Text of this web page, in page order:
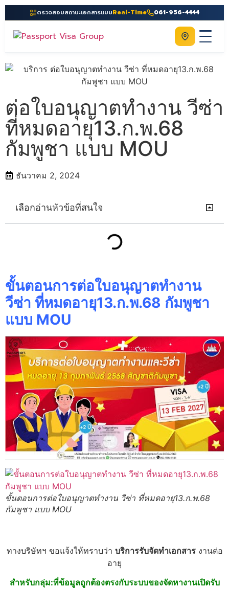
ตรวจสอบสถานะเอกสารแบบReal-Time 061-956-4444
Home
บริการ
คู่มือ
ความรู้
ประเทศ
ติดต่อเรา
ต่อใบอนุญาตทำงาน วีซ่า
ที่หมดอายุ13.ก.พ.68
กัมพูชา แบบ MOU
ธันวาคม 2, 2024
เลือกอ่านหัวข้อที่สนใจ
ขั้นตอนการต่อใบอนุญาตทำงาน
วีซ่า ที่หมดอายุ13.ก.พ.68 กัมพูชา
แบบ MOU
ขั้นตอนการต่อใบอนุญาตทำงาน วีซ่า ที่หมดอายุ13.ก.พ.68
กัมพูชา แบบ MOU
ทางบริษัทฯ ขอแจ้งให้ทราบว่า บริการรับจัดทำเอกสารงานต่อ
อายุ
สำหรับกลุ่ม:ที่ข้อมูลถูกต้องตรงกับระบบของจัดหางานเปิดรับ